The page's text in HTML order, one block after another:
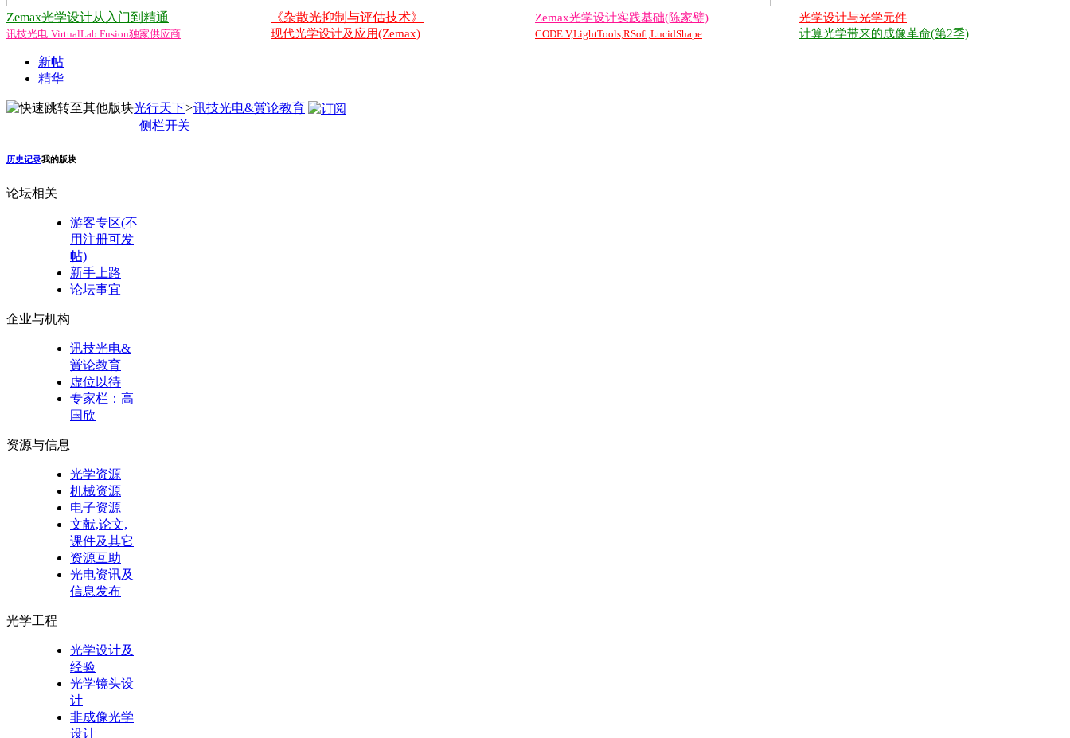
Zemax光学设计从入门到精通 《杂散光抑制与评估技术》 Zemax光学设计实践基础(陈家璧) 光学设计与光学元件
讯技光电:VirtualLab Fusion独家供应商 现代光学设计及应用(Zemax) CODE V,LightTools,RSoft,LucidShape 计算光学带来的成像革命(第2季)
新帖
精华
光行天下>讯技光电&黉论教育
侧栏开关
历史记录我的版块
论坛相关
游客专区(不
用注册可发
帖)
新手上路
论坛事宜
企业与机构
讯技光电&
黉论教育
虚位以待
专家栏：高
国欣
资源与信息
光学资源
机械资源
电子资源
文献,论文,
课件及其它
资源互助
光电资讯及
信息发布
光学工程
光学设计及
经验
光学镜头设
计
非成像光学
设计